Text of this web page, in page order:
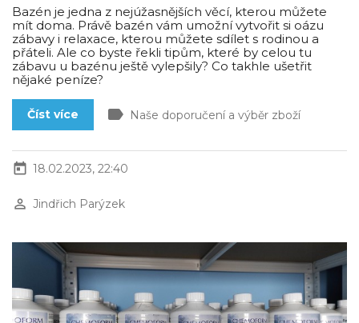
Bazén je jedna z nejúžasnějších věcí, kterou můžete
mít doma. Právě bazén vám umožní vytvořit si oázu
zábavy i relaxace, kterou můžete sdílet s rodinou a
přáteli. Ale co byste řekli tipům, které by celou tu
zábavu u bazénu ještě vylepšily? Co takhle ušetřit
nějaké peníze?
Číst více label Naše doporučení a výběr zboží
today 18.02.2023, 22:40
perm_identity Jindřich Parýzek